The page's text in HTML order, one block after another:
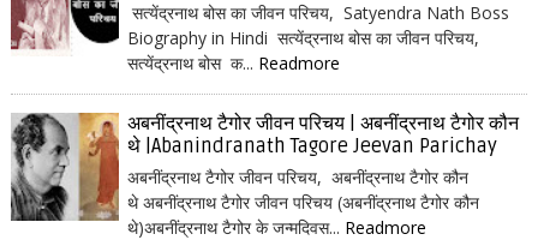
सत्येंद्रनाथ बोस का जीवन परिचय, Satyendra Nath Boss
Biography in Hindi सत्येंद्रनाथ बोस का जीवन परिचय,
सत्येंद्रनाथ बोस क... Readmore
अबनींद्रनाथ टैगोर जीवन परिचय | अबनींद्रनाथ टैगोर कौन
थे |Abanindranath Tagore Jeevan Parichay
अबनींद्रनाथ टैगोर जीवन परिचय, अबनींद्रनाथ टैगोर कौन
थे अबनींद्रनाथ टैगोर जीवन परिचय (अबनींद्रनाथ टैगोर कौन
थे)अबनींद्रनाथ टैगोर के जन्मदिवस... Readmore